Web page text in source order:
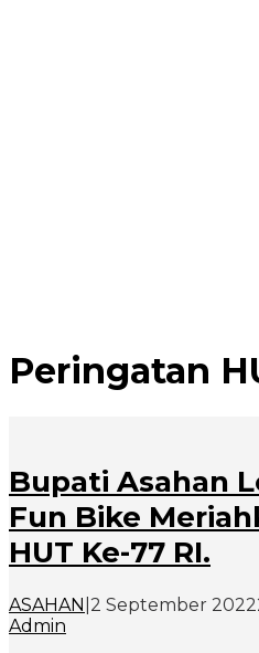
Peringatan
Bupati Asahan
Fun Bike
HUT Ke-77 RI.
ASAHAN 2 September 2022
Admin